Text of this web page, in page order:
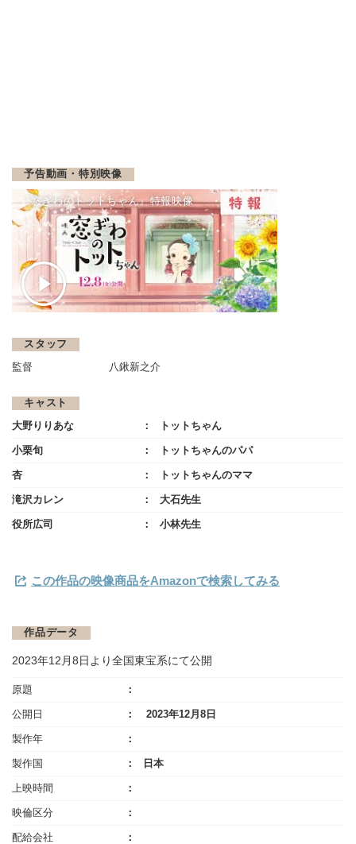
予告動画・特別映像
『窓ぎわのトットちゃん』特報映像
スタッフ
監督 八鍬新之介
キャスト
大野りりあな トットちゃん
小栗旬 トットちゃんのパパ
杏 トットちゃんのママ
滝沢カレン 大石先生
役所広司 小林先生
この作品の映像商品をAmazonで検索してみる
作品データ
2023年12月8日より全国東宝系にて公開
原題
公開日 2023年12月8日
製作年
製作国 日本
上映時間
映倫区分
配給会社